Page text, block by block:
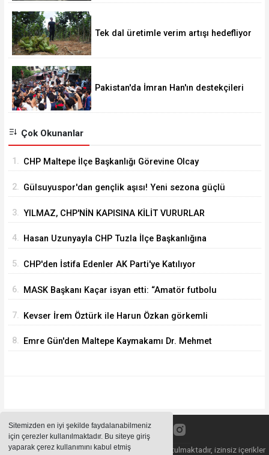
Sitemizden en iyi şekilde faydalanabilmeniz
için çerezler kullanılmaktadır. Bu siteye giriş
yaparak çerez kullanımını kabul etmiş
Tek dal üretimle verim artışı hedefliyor
Pakistan'da İmran Han'ın destekçileri
Çok Okunanlar
1. CHP Maltepe İlçe Başkanlığı Görevine Olcay
2. Gülsuyuspor'dan gençlik aşısı! Yeni sezona güçlü
3. YILMAZ, CHP'NİN KAPISINA KİLİT VURURLAR
4. Hasan Uzunyayla CHP Tuzla İlçe Başkanlığına
5. CHP'den İstifa Edenler AK Parti'ye Katılıyor
6. MASK Başkanı Kaçar isyan etti: “Amatör futbolu
7. Kevser İrem Öztürk ile Harun Özkan görkemli
8. Emre Gün'den Maltepe Kaymakamı Dr. Mehmet
Sitemizde bulunan içeriklerin tüm hakları saklı tutulmaktadır, izinsiz içerikler